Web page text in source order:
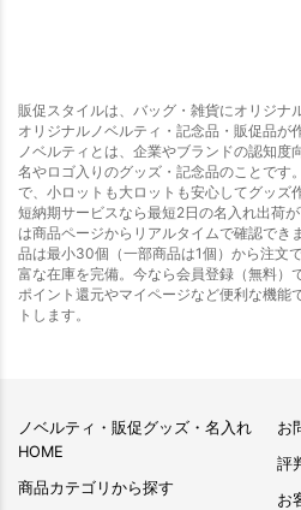
販促スタイルは、バッグ・雑貨にオリジナ
オリジナルノベルティ・記念品・販促品が
ノベルティとは、企業やブランドの認知度
名やロゴ入りのグッズ・記念品のことです
で、小ロットも大ロットも安心してグッズ
短納期サービスなら最短2日の名入れ出荷
は商品ページからリアルタイムで確認でき
品は最小30個（一部商品は1個）から注文
富な在庫を完備。今なら会員登録（無料）
ポイント還元やマイページなど便利な機能
トします。
ノベルティ・販促グッズ・名入れ
HOME
商品カテゴリから探す
お
評
お